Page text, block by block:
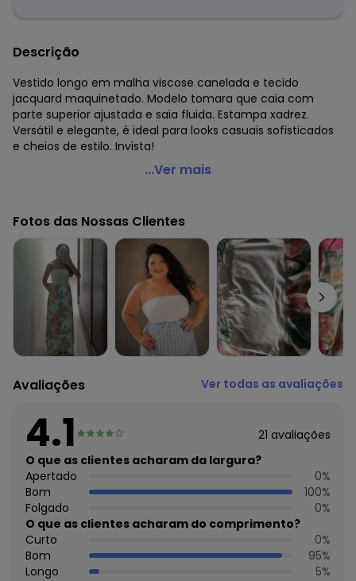
Descrição
Vestido longo em malha viscose canelada e tecido
jacquard maquinetado. Modelo tomara que caia com
parte superior ajustada e saia fluida. Estampa xadrez.
Versátil e elegante, é ideal para looks casuais sofisticados
e cheios de estilo. Invista!
Malwee - Vestido Xadrez Longo Canelado Azul Claro
Comprimento: Longo
Fornecedor: MALWEE MALHAS LTDA / CNPJ 84.429.737/0001-
14
Feito: Brasil
Cuidados para conservação do produto: Temperatura
máxima de lavagem 30C. Não alvejar. Não passar sobre a
estampa.
Tecido: Malha Viscose Canelada La
Composição: 96% Viscose / 4% Elastano
O preço apresentado abaixo é o menor oferecido em
agosto/2026
R$ 58,06
julho/2026 R$ 66,36
junho/2026
maio/2026 R$ 82,95
abril/2026 R$ 49,77
março/2026 R$ 49,77
fevereiro/2026
...Ver mais
Fotos das Nossas Clientes
Avaliações Ver todas as avaliações
4.1 21 avaliações
O que as clientes acharam da largura?
Apertado
0%
Bom
100%
Folgado
0%
O que as clientes acharam do comprimento?
Curto
0%
Bom
95%
Longo
5%